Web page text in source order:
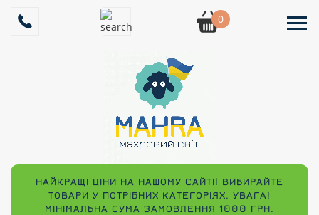
0
НАЙКРАЩІ ЦІНИ НА НАШОМУ САЙТІ! ВИБИРАЙТЕ
ТОВАРИ У ПОТРІБНИХ КАТЕГОРІЯХ. УВАГА!
МІНІМАЛЬНА СУМА ЗАМОВЛЕННЯ 1000 ГРН.